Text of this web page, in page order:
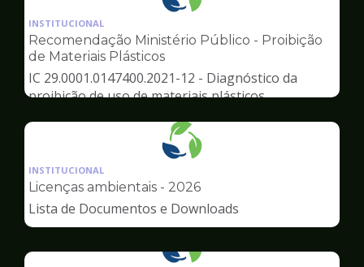
pagina
Meio
Ambiente
INSTITUCIONAL
Recomendação Ministério Público - Proibição
de Materiais Plásticos
IC 29.0001.0147400.2021-12 - Diagnóstico da
proibição de uso de materiais plásticos
Ilustração
pagina
Meio
INSTITUCIONAL
Licenças ambientais - 2026
Lista de Documentos e Downloads
Ilustração